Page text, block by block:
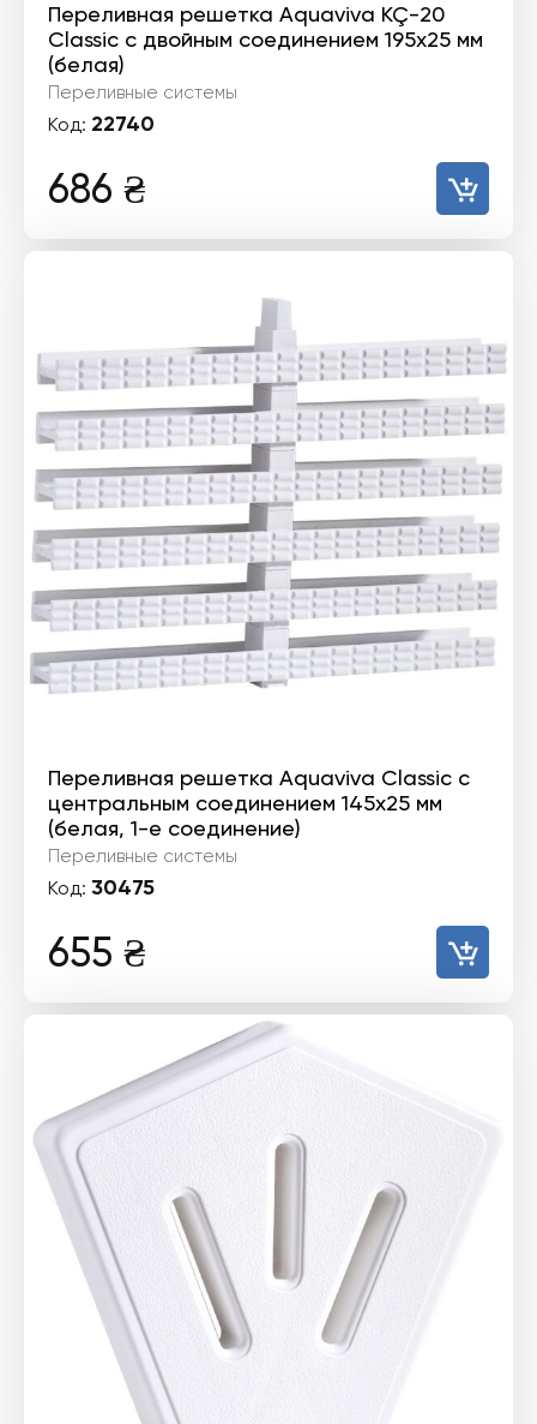
Переливная решетка Aquaviva KÇ-20
Classic с двойным соединением 195x25 мм
(белая)
Переливные системы
Код: 22740
686 ₴
Переливная решетка Aquaviva Classic с
центральным соединением 145x25 мм
(белая, 1-е соединение)
Переливные системы
Код: 30475
655 ₴